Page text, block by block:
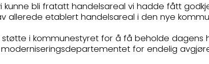
kunne bli fratatt handelsareal vi hadde fått
allerede etablert handelsareal i den nye
støtte i kommunestyret for å få beholde
for endelig